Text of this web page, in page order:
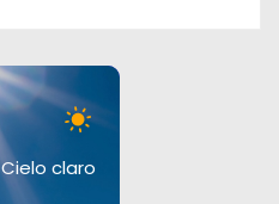
Cielo claro